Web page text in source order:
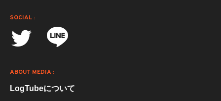
SOCIAL :
ABOUT MEDIA :
LogTubeについて